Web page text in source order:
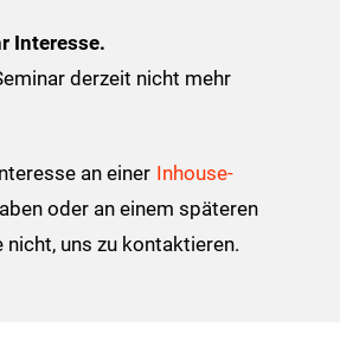
Interesse.
derzeit nicht mehr
an einer Inhouse-
oder an einem späteren
nicht, uns zu kontaktieren.